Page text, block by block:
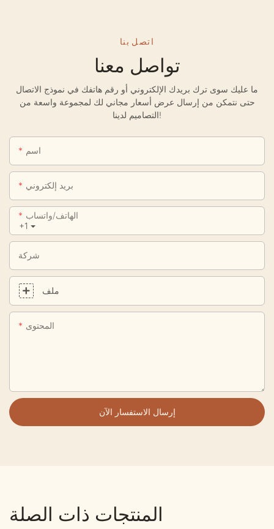
اتصل بنا
تواصل معنا
ما عليك سوى ترك بريدك الإلكتروني أو رقم هاتفك في نموذج الاتصال
حتى نتمكن من إرسال عرض أسعار مجاني لك لمجموعة واسعة من
التصاميم لدينا!
اسم
بريد إلكتروني
+1
الهاتف/واتساب
شركة
ملف
المحتوى
إرسال الاستفسار الآن
المنتجات ذات الصلة